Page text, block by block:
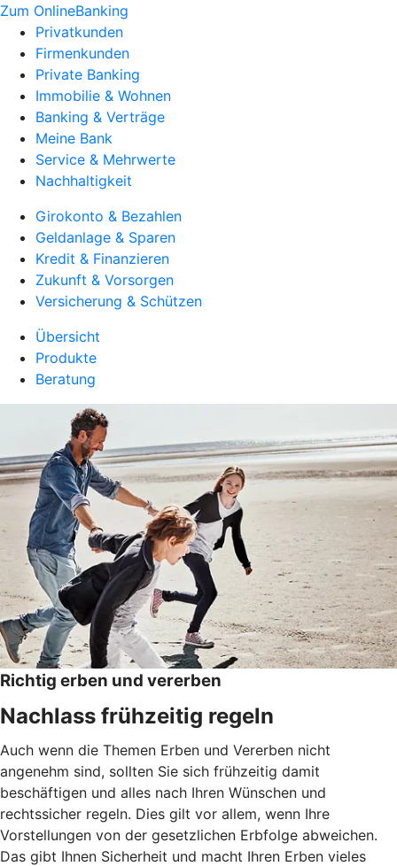
Zum OnlineBanking
Privatkunden
Firmenkunden
Private Banking
Immobilie & Wohnen
Banking & Verträge
Meine Bank
Service & Mehrwerte
Nachhaltigkeit
Girokonto & Bezahlen
Geldanlage & Sparen
Kredit & Finanzieren
Zukunft & Vorsorgen
Versicherung & Schützen
Übersicht
Produkte
Beratung
Richtig erben und vererben
Nachlass frühzeitig regeln
Auch wenn die Themen Erben und Vererben nicht
angenehm sind, sollten Sie sich frühzeitig damit
beschäftigen und alles nach Ihren Wünschen und
rechtssicher regeln. Dies gilt vor allem, wenn Ihre
Vorstellungen von der gesetzlichen Erbfolge abweichen.
Das gibt Ihnen Sicherheit und macht Ihren Erben vieles